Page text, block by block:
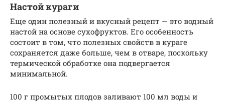
Настой кураги
Еще один полезный и вкусный рецепт — это водный
настой на основе сухофруктов. Его особенность
состоит в том, что полезных свойств в кураге
сохраняется даже больше, чем в отваре, поскольку
термической обработке она подвергается
минимальной.
100 г промытых плодов заливают 100 мл воды и